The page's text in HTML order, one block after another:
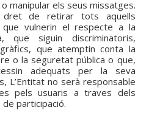
manipular els seus missatges.
dret de retirar tots aquells
que vulnerin el respecte a la
siguin discriminatoris,
que atemptin conta la
o la seguretat pública o que,
adequats per la seva
L’Entitat no serà responsable
pels usuaris a traves dels
participació.